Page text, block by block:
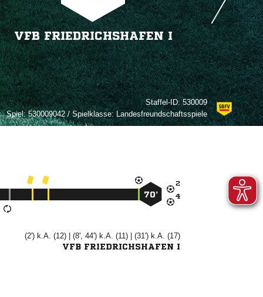
VFB FRIEDRICHSHAFEN I
Staffel-ID:530009
Spiel:530009042 / Spielklasse: Landesfreundschaftsspiele


70’
(2') k.A. (12) | (8', 44') k.A. (11) | (31') k.A. (17)
VFB FRIEDRICHSHAFEN I